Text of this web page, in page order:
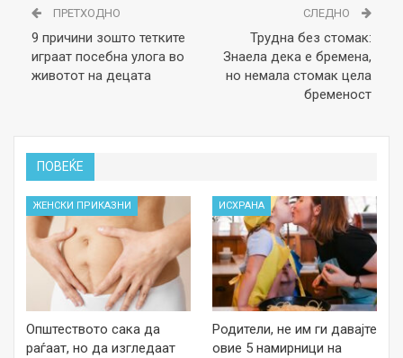
ПРЕТХОДНО
9 причини зошто тетките
играат посебна улога во
животот на децата
СЛЕДНО
Трудна без стомак:
Знаела дека е бремена,
но немала стомак цела
бременост
ПОВЕЌЕ
ЖЕНСКИ ПРИКАЗНИ
Општеството сака да
раѓаат, но да изгледаат
ИСХРАНА
Родители, не им ги давајте
овие 5 намирници на